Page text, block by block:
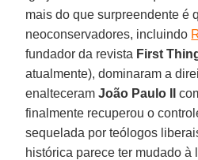
mais do que surpreendente é
neoconservadores, incluindo
fundador da revista First
atualmente), dominaram a
enalteceramJoão Paulo II
finalmente recuperou o
sequelada por teólogos
histórica parece ter mudado à